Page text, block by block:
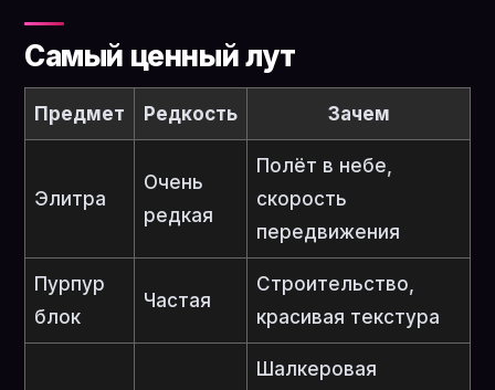
Самый ценный лут
Предмет Редкость Зачем
Элитра
Очень
редкая
Полёт в небе,
скорость
передвижения
Пурпур
блок
Частая
Строительство,
красивая текстура
Шалкеровая